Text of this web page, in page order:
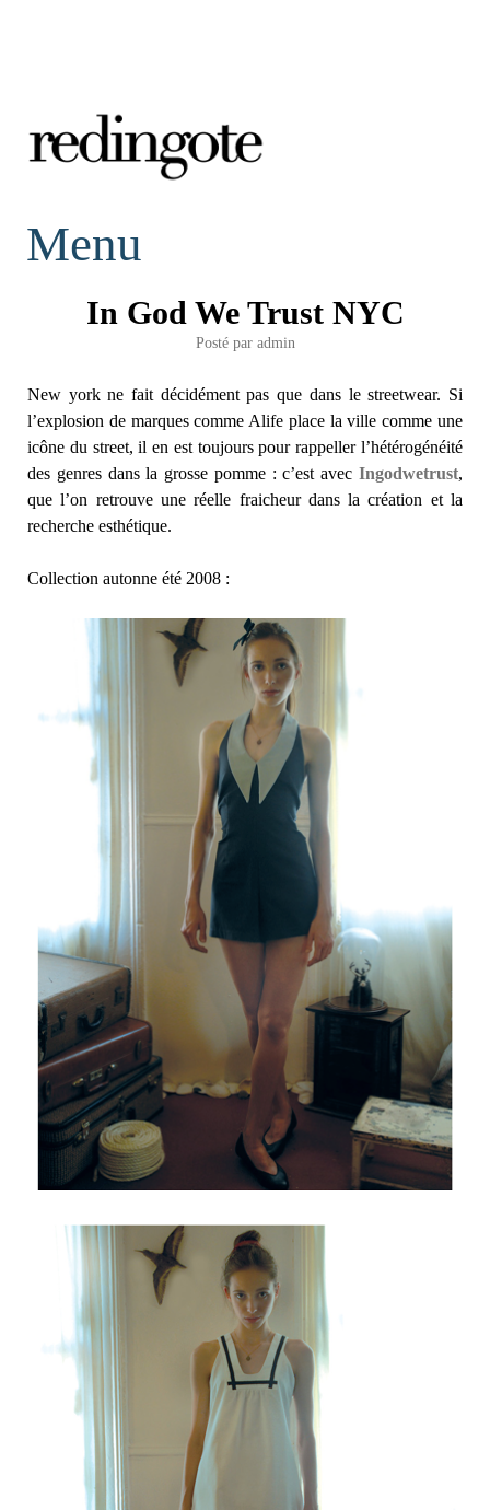
redingote.
Menu
In God We Trust NYC
Posté par admin
New york ne fait décidément pas que dans le streetwear. Si
l’explosion de marques comme Alife place la ville comme une
icône du street, il en est toujours pour rappeller l’hétérogénéité
des genres dans la grosse pomme : c’est avec Ingodwetrust,
que l’on retrouve une réelle fraicheur dans la création et la
recherche esthétique.
Collection autonne été 2008 :